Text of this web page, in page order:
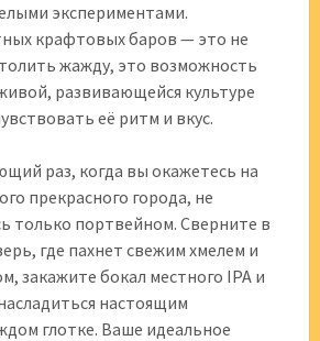
экспериментами.
крафтовых баров — это не
жажду, это возможность
развивающейся культуре
её ритм и вкус.
раз, когда вы окажетесь на
прекрасного города, не
только портвейном. Сверните в
где пахнет свежим хмелем и
закажите бокал местного IPA и
настоящим
глотке. Ваше идеальное